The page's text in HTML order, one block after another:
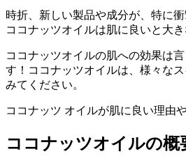
時折、新しい製品や成分が、特に
ココナッツオイルは肌に良いと大
ココナッツオイルの肌への効果は
す！ココナッツオイルは、様々な
みてください。
ココナッツ オイルが肌に良い理由
ココナッツオイルの概